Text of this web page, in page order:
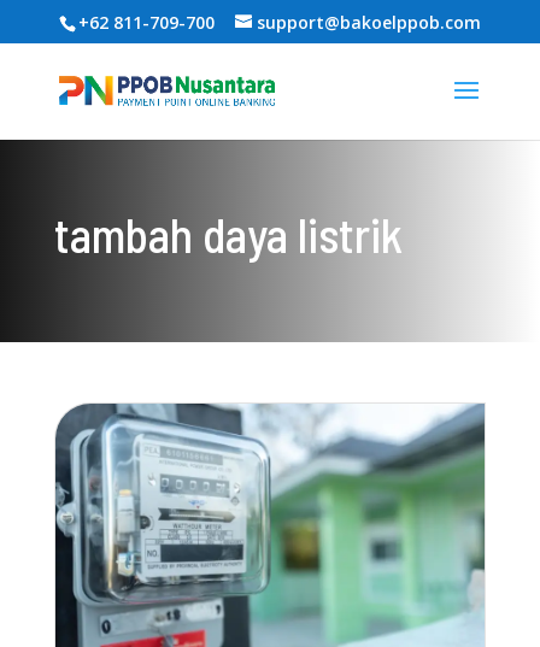
+62 811-709-700 support@bakoelppob.com
tambah daya listrik